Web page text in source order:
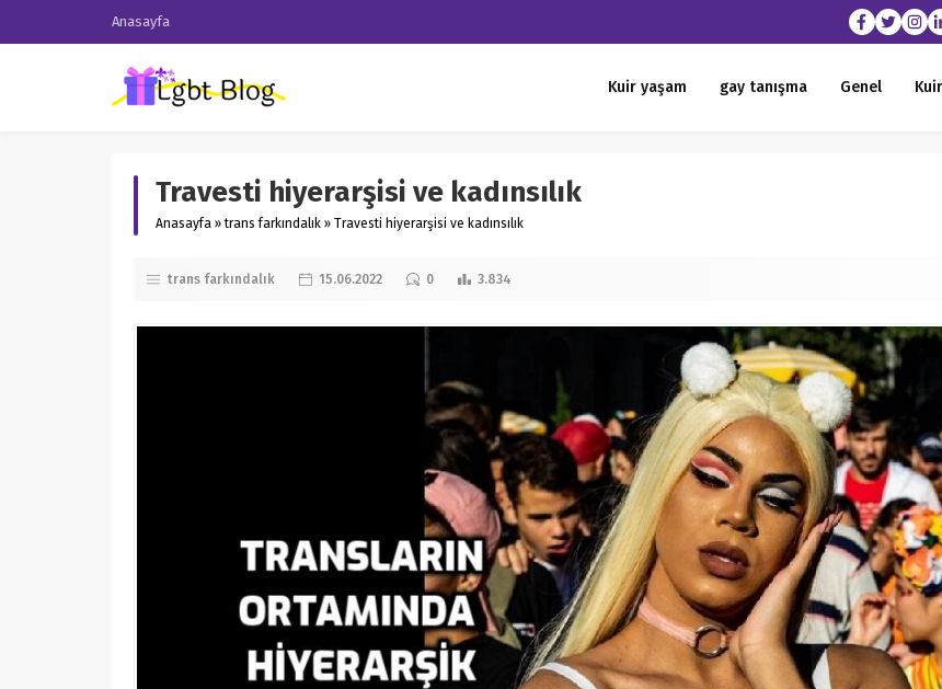
Anasayfa
Kuir yaşam gay tanışma Genel
Travesti hiyerarşisi ve kadınsılık
Anasayfa » trans farkındalık » Travesti hiyerarşisi ve kadınsılık
trans farkındalık 15.06.2022 0 3.834